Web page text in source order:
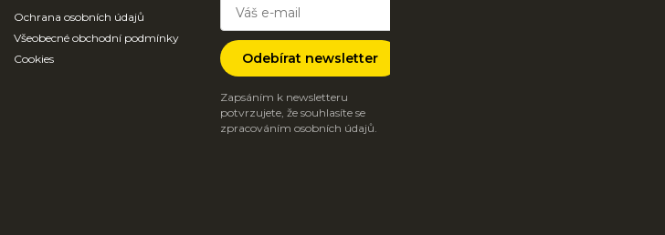
Ochrana osobních údajů
Všeobecné obchodní podmínky
Cookies
Odebírat newsletter
Zapsáním k newsletteru
potvrzujete, že souhlasíte se
zpracováním osobních údajů.